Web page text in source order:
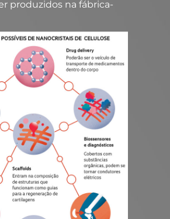
produzidos na fábrica-